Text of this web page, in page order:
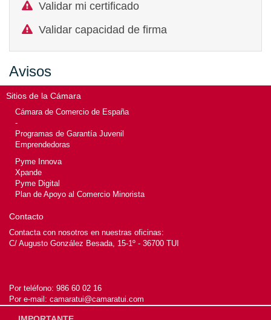
Validar mi certificado
Validar capacidad de firma
Avisos
Sitios de la Cámara
Cámara de Comercio de España
-
Programas de Garantía Juvenil
Emprendedoras
Pyme Innova
Xpande
Pyme Digital
Plan de Apoyo al Comercio Minorista
Contacto
Contacta con nosotros en nuestras oficinas:
C/ Augusto González Besada, 15-1º - 36700 TUI
Por teléfono: 986 60 02 16
Por e-mail: camaratui@camaratui.com